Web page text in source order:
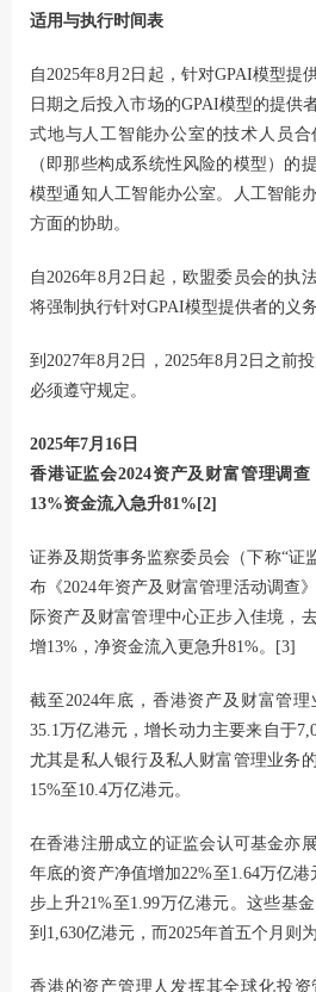
适用与执行时间表
自2025年8月2日起，针对GPAI模型提
日期之后投入市场的GPAI模型的提供
式地与人工智能办公室的技术人员
（即那些构成系统性风险的模型）的
模型通知人工智能办公室。人工智能
方面的协助。
自2026年8月2日起，欧盟委员会的执
将强制执行针对GPAI模型提供者的义
到2027年8月2日，2025年8月2日之前
必须遵守规定。
2025年7月16日
香港证监会2024资产及财富管理调
13%资金流入急升81%[2]
证券及期货事务监察委员会（下称“证
布《2024年资产及财富管理活动调查
际资产及财富管理中心正步入佳境，
增13%，净资金流入更急升81%。[3]
截至2024年底，香港资产及财富管
35.1万亿港元，增长动力主要来自于
尤其是私人银行及私人财富管理业务
15%至10.4万亿港元。
在香港注册成立的证监会认可基金亦
年底的资产净值增加22%至1.64万亿
步上升21%至1.99万亿港元。这些基
到1,630亿港元，而2025年首五个月则
香港的资产管理人发挥其全球化投